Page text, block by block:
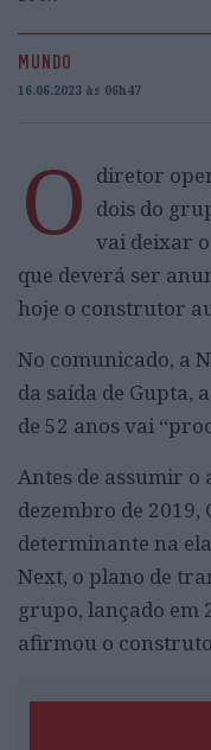
MUNDO
16.06.2023 às 06h47
O diretor
dois do
vai deixar
que deverá ser
hoje o construtor
No comunicado, a
da saída de Gupta,
de 52 anos vai
Antes de assumir o
dezembro de 2019,
determinante na
Next, o plano de
grupo, lançado em
afirmou o